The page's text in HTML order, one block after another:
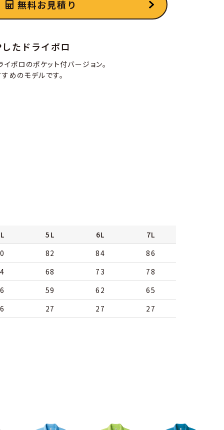
無料お見積り
たドライポロ
ポロのポケット付バージョン。
めのモデルです。
5L 6L
7L
82 84
86
68 73
78
59 62
65
27 27 27